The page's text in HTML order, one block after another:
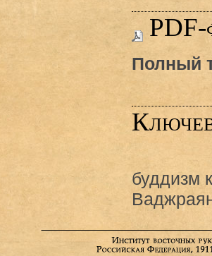
PDF-
Полный
буддизм